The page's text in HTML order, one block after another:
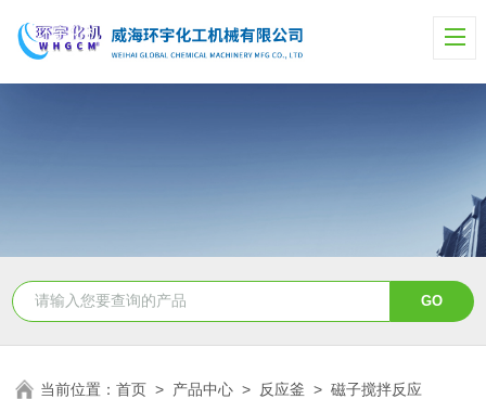
当前位置：首页 > 产品中心 > 反应釜 >磁子搅拌反应